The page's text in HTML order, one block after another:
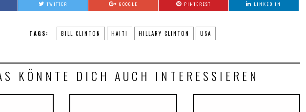
TWITTER GOOGLE PINTEREST LINKED IN
TAGS: BILL CLINTON HAITI HILLARY CLINTON USA
KÖNNTE DICH AUCH INTERESSIEREN